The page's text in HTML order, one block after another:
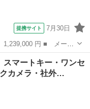
提携サイト 7月30日
タム ■ グレード
／保証書／ディスプ
マートキー・ワンセ
カメラ・社外…